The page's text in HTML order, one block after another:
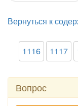
Вернуться к
1116 1117
Вопрос